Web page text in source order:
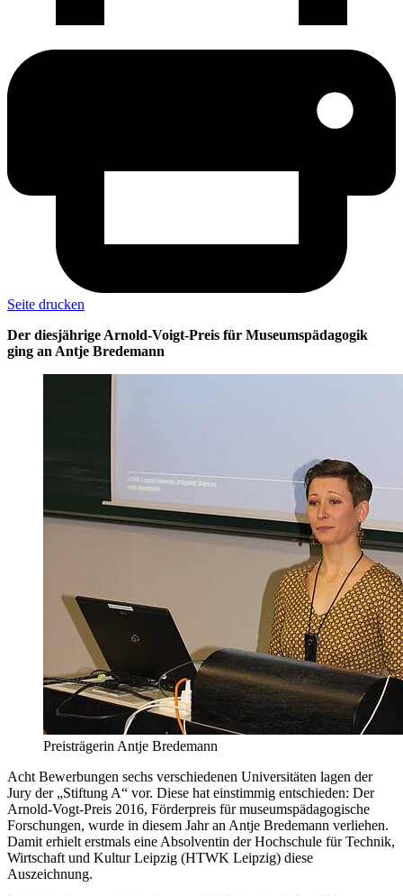
Seite drucken
Der diesjährige Arnold-Voigt-Preis für Museumspädagogik
ging an Antje Bredemann
Preisträgerin Antje Bredemann
Acht Bewerbungen sechs verschiedenen Universitäten lagen der
Jury der „Stiftung A“ vor. Diese hat einstimmig entschieden: Der
Arnold-Vogt-Preis 2016, Förderpreis für museumspädagogische
Forschungen, wurde in diesem Jahr an Antje Bredemann verliehen.
Damit erhielt erstmals eine Absolventin der Hochschule für Technik,
Wirtschaft und Kultur Leipzig (HTWK Leipzig) diese
Auszeichnung.